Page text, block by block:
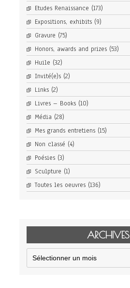
Etudes Renaissance (173)
Expositions, exhibits (9)
Gravure (75)
Honors, awards and prizes (53)
Huile (32)
Invité(e)s (2)
Links (2)
Livres – Books (10)
Média (28)
Mes grands entretiens (15)
Non classé (4)
Poésies (3)
Sculpture (1)
Toutes les oeuvres (136)
ARCHIVES
Archives